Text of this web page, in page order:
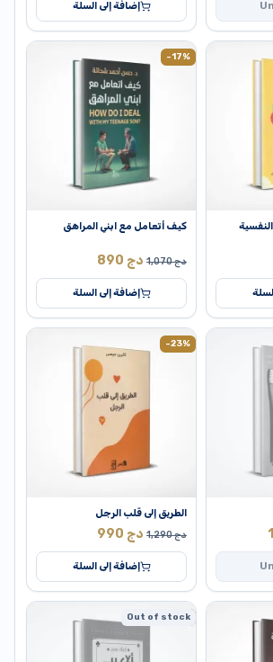
إضافة إلى السلة
-17%
كيف أتعامل مع ابني المراهق
1,070دج 890 دج
إضافة إلى السلة
-23%
الطريق إلى قلب الرجل
1,290دج 990 دج
إضافة إلى السلة
-17%
Out of stock